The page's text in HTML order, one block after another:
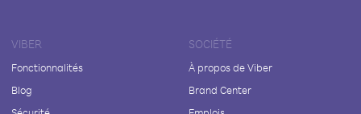
VIBER
Fonctionnalités
Blog
SOCIÉTÉ
À propos de Viber
Brand Center